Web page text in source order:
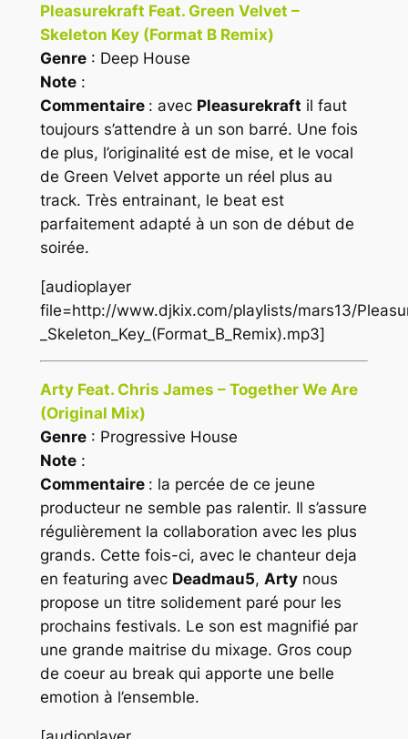
Pleasurekraft Feat. Green Velvet –
Skeleton Key (Format B Remix)
Genre: Deep House
Note:
Commentaire : avec Pleasurekraft il faut
toujours s’attendre à un son barré. Une fois
de plus, l’originalité est de mise, et le vocal
de Green Velvet apporte un réel plus au
track. Très entrainant, le beat est
parfaitement adapté à un son de début de
soirée.
[audioplayer
file=http://www.djkix.com/playlists/mars13/
_Skeleton_Key_(Format_B_Remix).mp3]
Arty Feat. Chris James – Together We Are
(Original Mix)
Genre: Progressive House
Note:
Commentaire : la percée de ce jeune
producteur ne semble pas ralentir. Il s’assure
régulièrement la collaboration avec les plus
grands. Cette fois-ci, avec le chanteur deja
en featuring avec Deadmau5, Artynous
propose un titre solidement paré pour les
prochains festivals. Le son est magnifié par
une grande maitrise du mixage. Gros coup
de coeur au break qui apporte une belle
emotion à l’ensemble.